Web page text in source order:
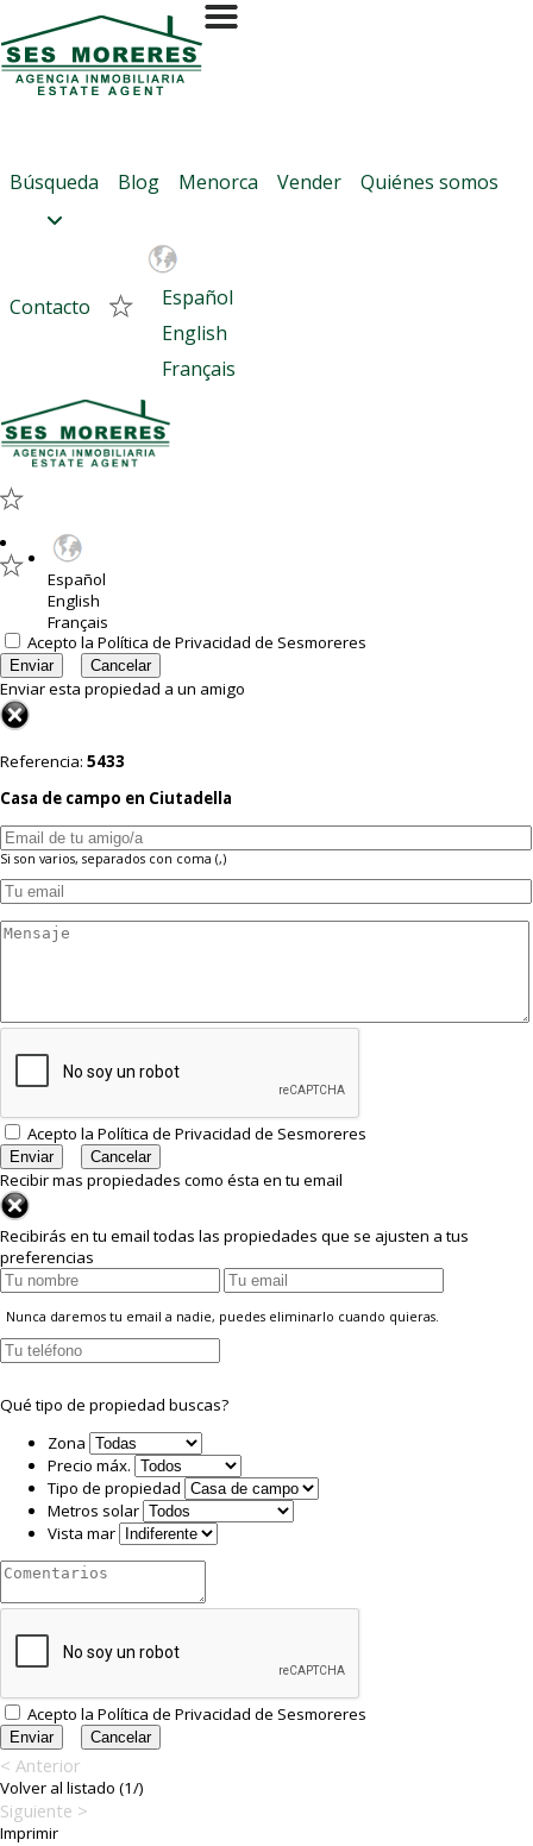
Contactar con Ses Moreres
Referencia:5433
Quiero más información sobre esta propiedad
Me gustaría programar una visita
Acepto la Política de Privacidad de Sesmoreres
Enviar esta propiedad a un amigo
Referencia: 5433
Casa de campo en Ciutadella
Si son varios, separados con coma (,)
Acepto la Política de Privacidad de Sesmoreres
Recibir mas propiedades como ésta en tu email
Recibirás en tu email todas las propiedades que se ajusten a tus
preferencias
Nunca daremos tu email a nadie, puedes eliminarlo cuando quieras.
Qué tipo de propiedad buscas?
Zona
Precio máx.
Tipo de propiedad
Metros solar
Vista mar
Acepto la Política de Privacidad de Sesmoreres
Búsqueda Blog Menorca Vender Quiénes somos
Contacto
Español
English
Français
Español
English
Français
< Anterior
Volver al listado (1/)
Siguiente >
Imprimir